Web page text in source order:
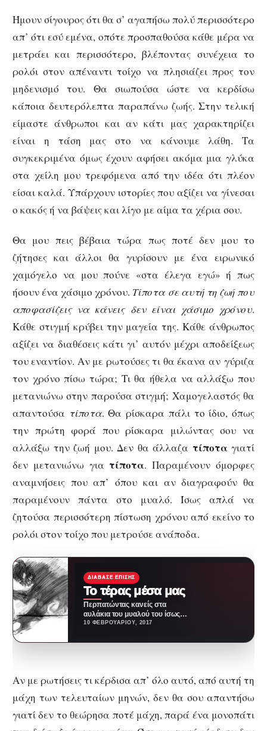
Ήμουν σίγουρος ότι θα σ’ αγαπήσω πολύ περισσότερο
απ’ ότι εσύ εμένα, οπότε προσπαθούσα κάθε μέρα να
μετράει και περισσότερο, βλέποντας συνέχεια το
ρολόι στον απέναντι τοίχο να πλησιάζει προς τον
μηδενισμό του. Θα σιωπούσα ώστε να κερδίσω
κάποια δευτερόλεπτα παραπάνω ζωής. Στην τελική
είμαστε άνθρωποι και αν κάτι μας χαρακτηρίζει
είναι η τάση μας στο να κάνουμε λάθη. Τα
συγκεκριμένα όμως έχουν αφήσει ακόμα μια γλύκα
στα χείλη μου τρεφόμενα από την ιδέα ότι πλέον
είσαι καλά. Υπάρχουν ιστορίες που αξίζει να γίνεσαι
ο κακός ή να βάψεις και λίγο με αίμα τα χέρια σου.
Θα μου πεις βέβαια τώρα πως ποτέ δεν μου το
ζήτησες και άλλοι θα γυρίσουν με ένα ειρωνικό
χαμόγελο να μου πούνε «στα έλεγα εγώ» ή πως
ήσουν ένα χάσιμο χρόνου. Τίποτα σε αυτή τη ζωή που
αποφασίζεις να κάνεις δεν είναι χάσιμο χρόνου.
Κάθε στιγμή κρύβει την μαγεία της. Κάθε άνθρωπος
αξίζει να διαθέσεις κάτι γι’ αυτόν μέχρι αποδείξεως
του εναντίον. Αν με ρωτούσες τι θα έκανα αν γύριζα
τον χρόνο πίσω τώρα; Τι θα ήθελα να αλλάξω που
μετανιώνω στην παρούσα στιγμή; Χαμογελαστός θα
απαντούσα τίποτα. Θα ρίσκαρα πάλι το ίδιο, όπως
την πρώτη φορά που ρίσκαρα μιλώντας σου να
αλλάξω την ζωή μου. Δεν θα άλλαζα τίποταγιατί
δεν μετανιώνω γιατίποτα. Παραμένουν όμορφες
αναμνήσεις που απ’ όπου και αν διαγραφούν θα
παραμένουν πάντα στο μυαλό. Ίσως απλά να
ζητούσα περισσότερη πίστωση χρόνου από εκείνο το
ρολόι στον τοίχο που μετρούσε ανάποδα.
ΔΙΆΒΑΣΕ ΕΠΊΣΗΣ
Το τέρας μέσα μας
Περπατώντας κανείς στα
αυλάκια του μυαλού του ίσως
συναντήσει χιλιάδες πόρτες που
10 ΦΕΒΡΟΥΑΡΊΟΥ, 2017
Αν με ρωτήσεις τι κέρδισα απ’ όλο αυτό, από αυτή τη
μάχη των τελευταίων μηνών, δεν θα σου απαντήσω
γιατί δεν το θεώρησα ποτέ μάχη, παρά ένα μονοπάτι